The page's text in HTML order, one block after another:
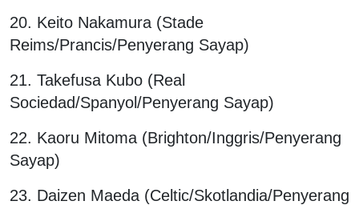
20. Keito Nakamura (Stade
Reims/Prancis/Penyerang Sayap)
21. Takefusa Kubo (Real
Sociedad/Spanyol/Penyerang Sayap)
22. Kaoru Mitoma (Brighton/Inggris/Penyerang
Sayap)
23. Daizen Maeda (Celtic/Skotlandia/Penyerang